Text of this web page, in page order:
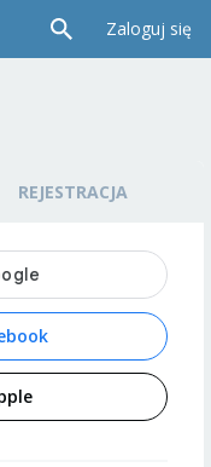
Zaloguj się
REJESTRACJA